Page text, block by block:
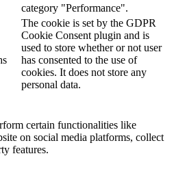
category "Performance".
The cookie is set by the GDPR
Cookie Consent plugin and is
used to store whether or not user
has consented to the use of
cookies. It does not store any
personal data.
certain functionalities like
on social media platforms, collect
features.